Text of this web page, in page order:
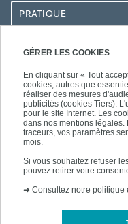
GÉRER LES COOKIES
En cliquant sur « Tout
cookies, autres que
réaliser des mesures
publicités (cookies Tiers).
pour le site Internet. Les
dans nos mentions légales.
traceurs, vos paramètres
mois.
Si vous souhaitez refuser
pouvez retirer votre
➜ Consultez notre politique
PRATIQUE
RESSOURCES
SUIVEZ-NOUS